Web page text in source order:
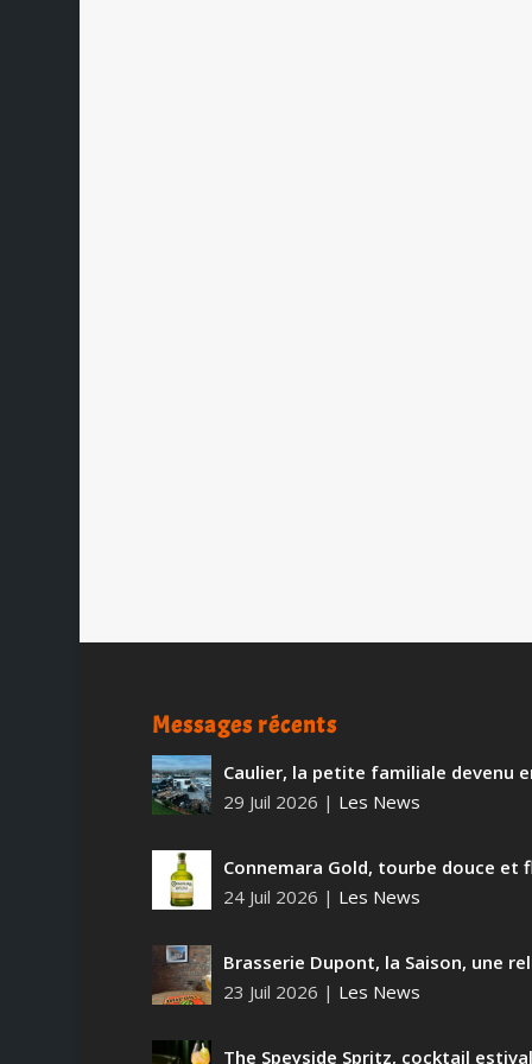
Messages récents
Caulier, la petite familiale devenu
29 Juil 2026 | Les News
Connemara Gold, tourbe douce et
24 Juil 2026 | Les News
Brasserie Dupont, la Saison, une
23 Juil 2026 | Les News
The Speyside Spritz, cocktail